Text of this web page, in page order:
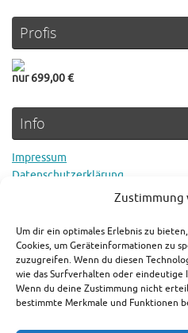
Zustimmung
Um dir ein optimales Erlebnis zu
Cookies, um Geräteinformationen zu
zuzugreifen. Wenn du diesen
wie das Surfverhalten oder eindeutige
Wenn du deine Zustimmung nicht
bestimmte Merkmale und Funktionen
Profis
nur 699,00 €
Info
Impressum
Datenschutzerklärung
Rechtlicher Hinweis
Es gilt der aktuelle Preis in den
Partner verdienen wir an